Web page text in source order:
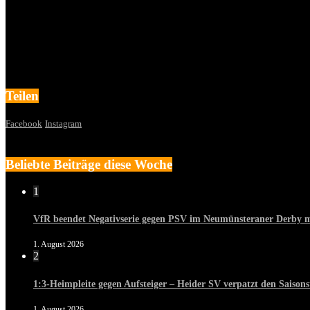
Teilen
Facebook Instagram
Beliebte Beiträge diese Woche
1
VfR beendet Negativserie gegen PSV im Neumünsteraner Derby
1. August 2026
2
1:3-Heimpleite gegen Aufsteiger – Heider SV verpatzt den